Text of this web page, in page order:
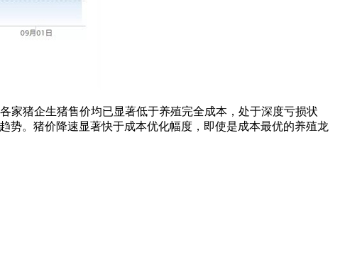
家猪企生猪售价均已显著低于养殖完全成本，处于深度亏损状
势。猪价降速显著快于成本优化幅度，即使是成本最优的养殖龙